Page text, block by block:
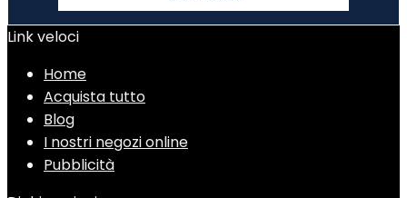
Link veloci
Home
Acquista tutto
Blog
I nostri negozi online
Pubblicità